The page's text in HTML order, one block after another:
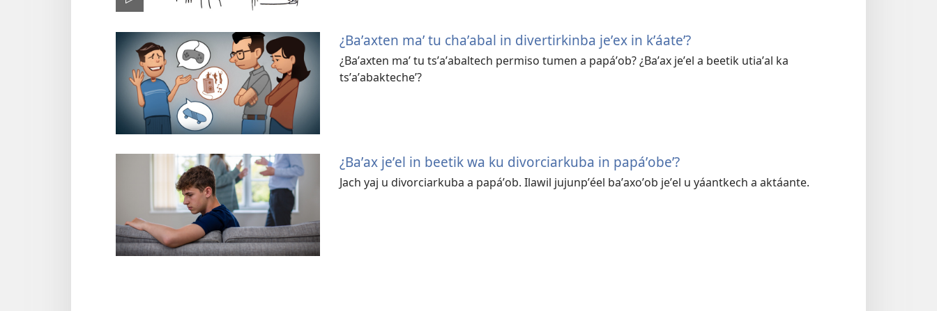
¿Baʼaxten maʼ tu chaʼabal in divertirkinba jeʼex in kʼáateʼ?
¿Baʼaxten maʼ tu tsʼaʼabaltech permiso tumen a papáʼob? ¿Baʼax jeʼel a beetik utiaʼal ka
tsʼaʼabaktecheʼ?
¿Baʼax jeʼel in beetik wa ku divorciarkuba in papáʼobeʼ?
Jach yaj u divorciarkuba a papáʼob. Ilawil jujunpʼéel baʼaxoʼob jeʼel u yáantkech a aktáante.